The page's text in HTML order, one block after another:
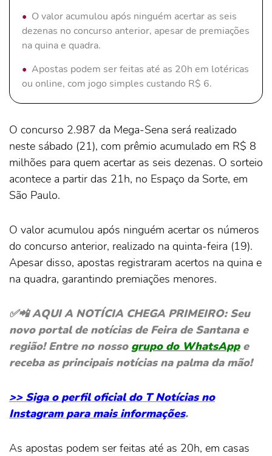
O valor acumulou após ninguém acertar as seis
dezenas no concurso anterior, apesar de premiações
na quina e quadra.
Apostas podem ser feitas até as 20h em lotéricas
ou online, com jogo simples custando R$ 6.
O concurso 2.987 da Mega-Sena será realizado
neste sábado (21), com prêmio acumulado em R$ 8
milhões para quem acertar as seis dezenas. O sorteio
acontece a partir das 21h, no Espaço da Sorte, em
São Paulo.
O valor acumulou após ninguém acertar os números
do concurso anterior, realizado na quinta-feira (19).
Apesar disso, apostas registraram acertos na quina e
na quadra, garantindo premiações menores.
✅📲 AQUI A NOTÍCIA CHEGA PRIMEIRO: Seu
novo portal de notícias de Feira de Santana e
região! Entre no nosso grupo do WhatsAppe
receba as principais notícias na palma da mão!
>> Siga o perfil oficial do T Notícias no
Instagram para mais informações.
As apostas podem ser feitas até as 20h, em casas